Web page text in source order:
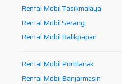
Rental Mobil Tasikmalaya
Rental Mobil Serang
Rental Mobil Balikpapan
Rental Mobil Pontianak
Rental Mobil Banjarmasin